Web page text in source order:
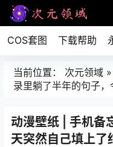
COS套图 下载帮助
当前位置： 次元领域 »
录里躺了半年的句子
动漫壁纸 | 手机备
天突然自己填上了